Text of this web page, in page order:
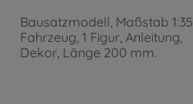
Bausatzmodell, Maßstab
Fahrzeug, 1 Figur, Anleitung,
Dekor, Länge 200 mm.